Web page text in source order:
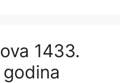
1433.